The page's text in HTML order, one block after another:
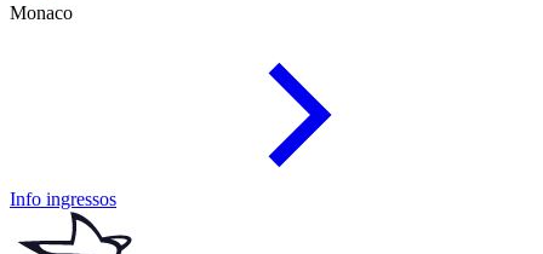
Monaco
Info ingressos